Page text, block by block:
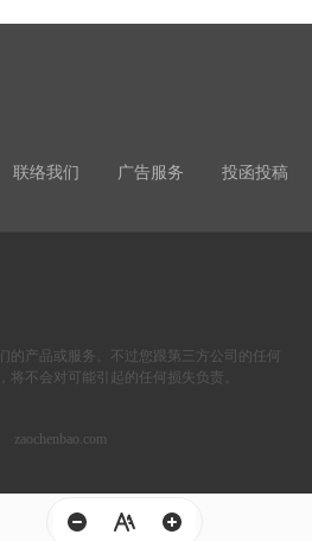
联络我们 广告服务 投函投稿
的产品或服务。不过您跟第三方公司的任何
将不会对可能引起的任何损失负责。
zaochenbao.com